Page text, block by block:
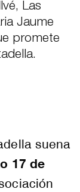
Las
Jaume
promete
suena
17 de